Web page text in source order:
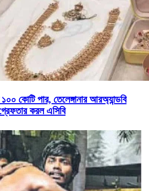
কোটি পার, তেলেঙ্গানার আরঅ্যান্ডবি
করল এসিবি